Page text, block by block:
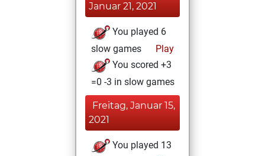
Januar 21, 2021
You played 6
slow games
Play
You scored +3
=0 -3 in slow games
Freitag, Januar 15,
2021
You played 13